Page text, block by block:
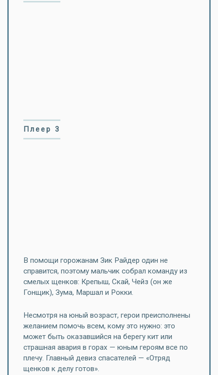
Плеер 3
В помощи горожанам Зик Райдер один не
справится, поэтому мальчик собрал команду из
смелых щенков: Крепыш, Скай, Чейз (он же
Гонщик), Зума, Маршал и Рокки.
Несмотря на юный возраст, герои преисполнены
желанием помочь всем, кому это нужно: это
может быть оказавшийся на берегу кит или
страшная авария в горах — юным героям все по
плечу. Главный девиз спасателей — «Отряд
щенков к делу готов».